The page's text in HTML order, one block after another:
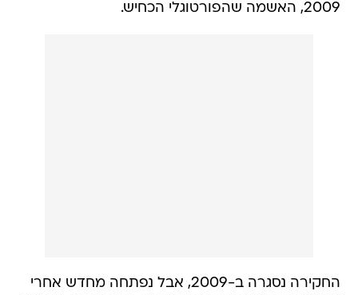
2009, האשמה שהפורטוגלי הכחיש.
החקירה נסגרה ב-2009, אבל נפתחה מחדש אחרי